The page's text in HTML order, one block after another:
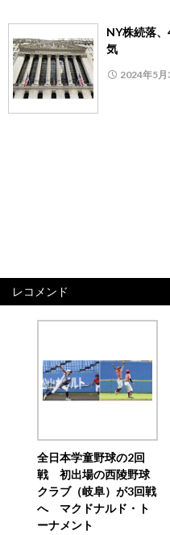
NY株続落
気
2024年5月
レコメンド
全日本学童野球の2回
戦 初出場の西陵野球
クラブ（岐阜）が3回戦
へ マクドナルド・ト
ーナメント